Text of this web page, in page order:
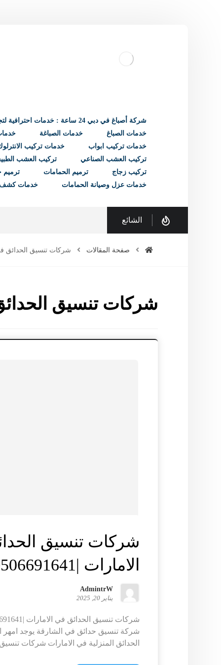
شركة أصباغ في دبي 24 ساعة : خدمات احترافية لتجديد منزلك
خدمات الصباغ
خدمات الصباغة
خدمات تركيب ابواب
خدمات تركيب
تركيب العشب الصناعي
تركيب العشب
تركيب زجاج
ترميم الحمامات ترميم
خدمات عزل وصيانة الحمامات
خدمات كشف
الشائع
صفحة المقالات شركات تنسيق الحدائق
شركات تنسيق
شركات تنسيق
الامارات |0506691641| لاند سكيب
AdmintrW
يناير 20, 2025
شركة تنسيق حدائق في الشارقة يوجد امهر
الحدائق المنزلية في الامارات شركات